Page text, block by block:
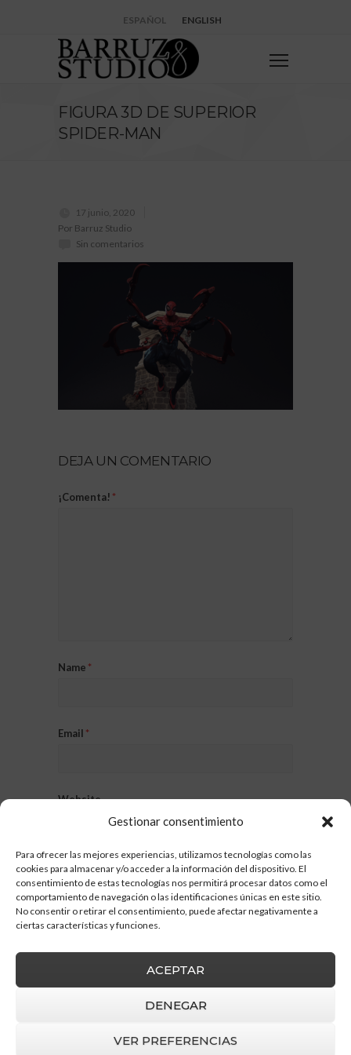
Gestionar consentimiento
Para ofrecer las mejores experiencias, utilizamos tecnologías como las
cookies para almacenar y/o acceder a la información del dispositivo. El
consentimiento de estas tecnologías nos permitirá procesar datos como el
comportamiento de navegación o las identificaciones únicas en este sitio.
No consentir o retirar el consentimiento, puede afectar negativamente a
ciertas características y funciones.
ACEPTAR
DENEGAR
VER PREFERENCIAS
ESPAÑOL ENGLISH
FIGURA 3D DE SUPERIOR
SPIDER-MAN
17 junio, 2020
Por Barruz Studio
Sin comentarios
DEJA UN COMENTARIO
¡Comenta! *
Name *
Email *
Website